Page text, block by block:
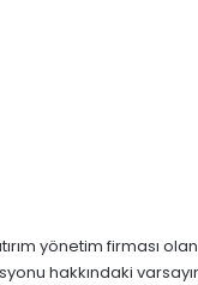
yönetim firması olan
hakkındaki